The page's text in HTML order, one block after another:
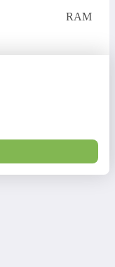
RAM